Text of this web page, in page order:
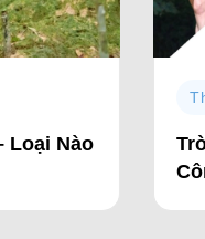
Loại Nào